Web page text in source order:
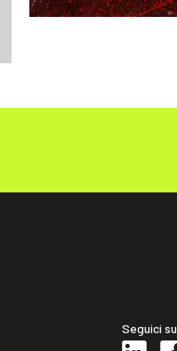
Seguici su